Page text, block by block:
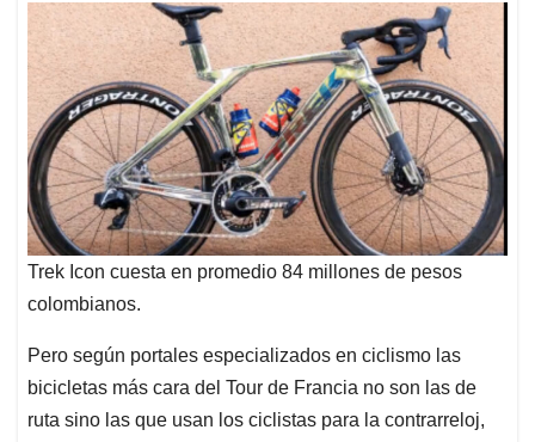
Trek Icon cuesta en promedio 84 millones de pesos
colombianos.
Pero según portales especializados en ciclismo las
bicicletas más cara del Tour de Francia no son las de
ruta sino las que usan los ciclistas para la contrarreloj,